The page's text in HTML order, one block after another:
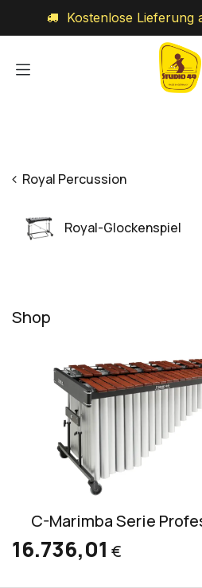
Kostenlose Lieferung
Royal Percussion
Royal-Glockenspiel
Shop
C-Marimba Serie
16.736,01 €